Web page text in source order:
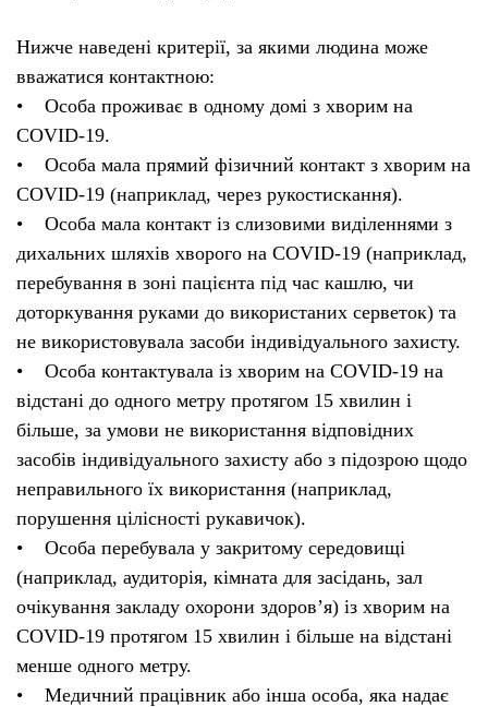
Нижче наведені критерії, за якими людина може
вважатися контактною:
• Особа проживає в одному домі з хворим на
COVID-19.
• Особа мала прямий фізичний контакт з хворим на
COVID-19 (наприклад, через рукостискання).
• Особа мала контакт із слизовими виділеннями з
дихальних шляхів хворого на COVID-19 (наприклад,
перебування в зоні пацієнта під час кашлю, чи
доторкування руками до використаних серветок) та
не використовувала засоби індивідуального захисту.
• Особа контактувала із хворим на COVID-19 на
відстані до одного метру протягом 15 хвилин і
більше, за умови не використання відповідних
засобів індивідуального захисту або з підозрою щодо
неправильного їх використання (наприклад,
порушення цілісності рукавичок).
• Особа перебувала у закритому середовищі
(наприклад, аудиторія, кімната для засідань, зал
очікування закладу охорони здоров’я) із хворим на
COVID-19 протягом 15 хвилин і більше на відстані
менше одного метру.
• Медичний працівник або інша особа, яка надає